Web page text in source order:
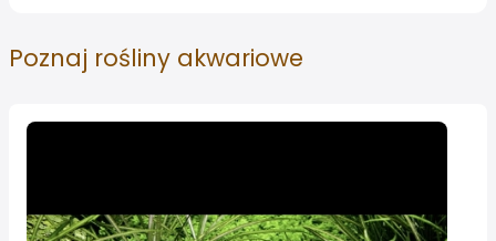
Poznaj rośliny akwariowe